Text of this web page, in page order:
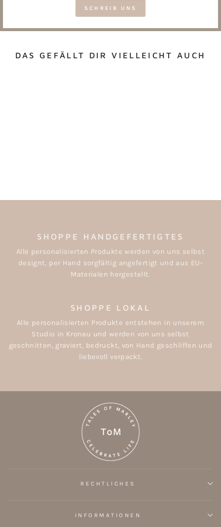
SCHREIB UNS
DAS GEFÄLLT DIR VIELLEICHT AUCH
SHOPPE HANDGEFERTIGTES
Alle personalisierten Produkte werden von uns selbst
designt, per Hand sorgfältig angefertigt und aus EU-
Materialen hergestellt.
SHOPPE LOKAL
Alle personalisierten Produkte entstehen in unserem
Studio in Kronau und werden von uns selbst
geschnitten, graviert, bedruckt, von Hand geschliffen und
liebevoll verpackt.
RECHTLICHES
INFORMATIONEN